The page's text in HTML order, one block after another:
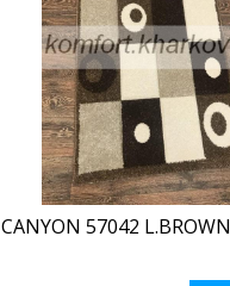
CANYON 57042 L.BROWN